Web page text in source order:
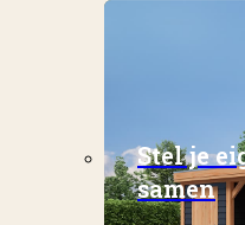
Stel je
samen